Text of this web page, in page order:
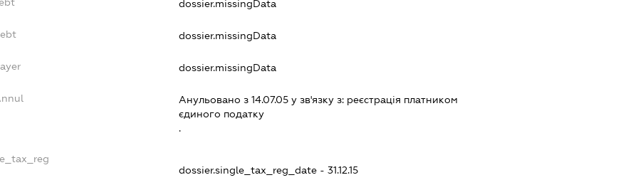
dossier.missingData
dossier.missingData
dossier.missingData
Анульовано з 14.07.05 у зв'язку з: реєстрацiя платником
єдиного податку
.
dossier.single_tax_reg_date - 31.12.15